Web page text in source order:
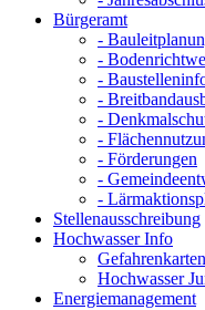
Bürgeramt
-
-
-
-
-
-
- Förderungen
-
-
Stellenausschreibung
Hochwasser Info
Hochwasser
Energiemanagement